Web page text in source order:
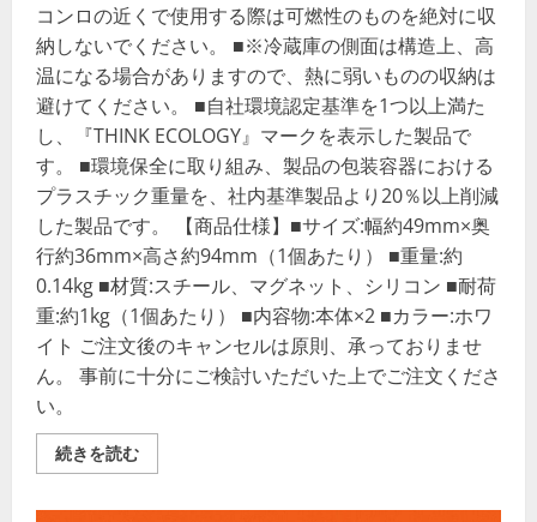
コンロの近くで使用する際は可燃性のものを絶対に収
納しないでください。 ■※冷蔵庫の側面は構造上、高
温になる場合がありますので、熱に弱いものの収納は
避けてください。 ■自社環境認定基準を1つ以上満た
し、『THINK ECOLOGY』マークを表示した製品で
す。 ■環境保全に取り組み、製品の包装容器における
プラスチック重量を、社内基準製品より20％以上削減
した製品です。 【商品仕様】■サイズ:幅約49mm×奥
行約36mm×高さ約94mm（1個あたり） ■重量:約
0.14kg ■材質:スチール、マグネット、シリコン ■耐荷
重:約1kg（1個あたり） ■内容物:本体×2 ■カラー:ホワ
イト ご注文後のキャンセルは原則、承っておりませ
ん。 事前に十分にご検討いただいた上でご注文くださ
い。
続きを読むマ
グ